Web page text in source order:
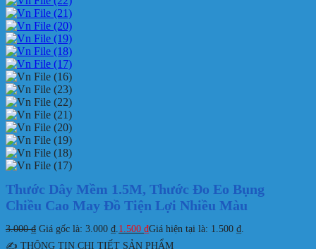
Thước Dây Mềm 1.5M, Thước Đo Eo Bụng
Chiều Cao May Đồ Tiện Lợi Nhiều Màu
3.000₫ Giá gốc là: 3.000 ₫. 1.500 ₫Giá hiện tại là: 1.500 ₫.
✍️ THÔNG TIN CHI TIẾT SẢN PHẨM